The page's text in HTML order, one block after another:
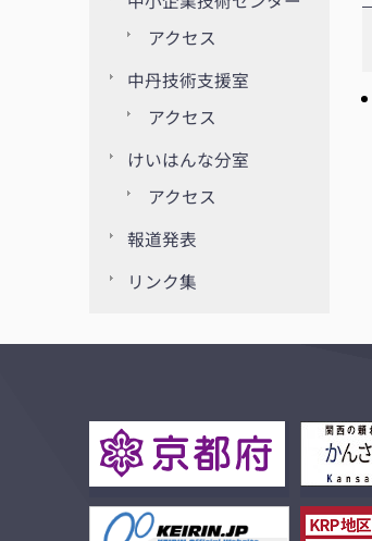
アクセス
中丹技術支援室
アクセス
けいはんな分室
アクセス
報道発表
リンク集